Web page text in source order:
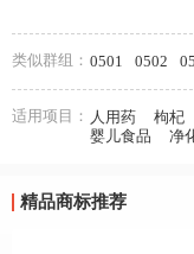
类似群组： 0501 0502
适用项目： 人用药 枸杞
婴儿食品
净
精品商标推荐